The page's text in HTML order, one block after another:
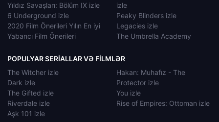
Yıldız Savaşları: Bölüm IX izle
6 Underground izle
2020 Film Önerileri Yılın En iyi
Yabancı Film Önerileri
izle
Peaky Blinders izle
Legacies izle
The Umbrella Academy
POPULYAR SERIALLAR VƏ FILMLƏR
The Witcher izle
Dark izle
The Gifted izle
Riverdale izle
Aşk 101 izle
Hakan: Muhafız - The
Protector izle
You izle
Rise of Empires: Ottoman izle